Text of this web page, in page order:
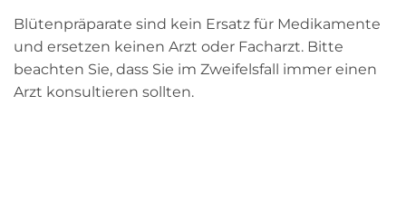
Blütenpräparate sind kein Ersatz für Medikamente
und ersetzen keinen Arzt oder Facharzt. Bitte
beachten Sie, dass Sie im Zweifelsfall immer einen
Arzt konsultieren sollten.